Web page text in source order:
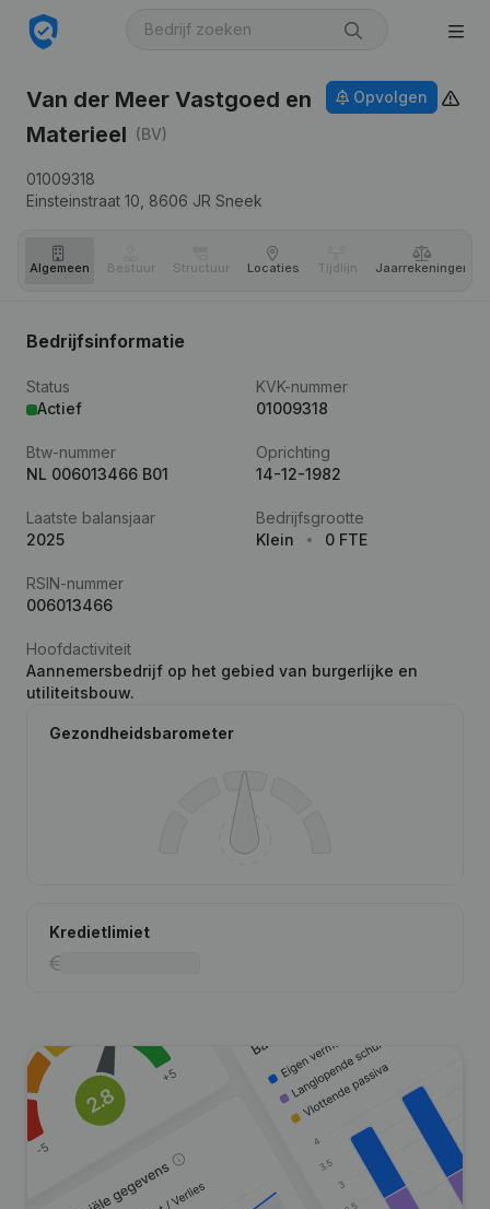
Van der Meer Vastgoed en
Materieel (BV)
01009318
Einsteinstraat 10, 8606 JR Sneek
Opvolgen
Algemeen Bestuur Structuur Locaties Tijdlijn Jaar­rekeningen
Bedrijfsinformatie
Status
Actief
KVK-nummer
01009318
Btw-nummer
NL 006013466 B01
Oprichting
14-12-1982
Laatste balansjaar
2025
Bedrijfsgrootte
Klein
0 FTE
RSIN-nummer
006013466
Hoofdactiviteit
Aannemersbedrijf op het gebied van burgerlijke en
utiliteitsbouw.
Gezondheidsbarometer
Kredietlimiet